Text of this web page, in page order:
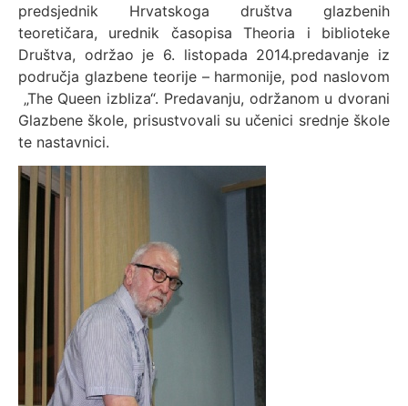
predsjednik Hrvatskoga društva glazbenih
teoretičara, urednik časopisa Theoria i biblioteke
Društva, održao je 6. listopada 2014.predavanje iz
područja glazbene teorije – harmonije, pod naslovom
„The Queen izbliza“. Predavanju, održanom u dvorani
Glazbene škole, prisustvovali su učenici srednje škole
te nastavnici.